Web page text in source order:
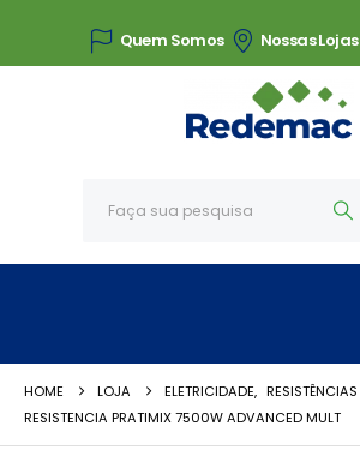
Quem Somos Nossas Lojas
HOME LOJA ELETRICIDADE, RESISTÊNCIAS
RESISTENCIA PRATIMIX 7500W ADVANCED MULT